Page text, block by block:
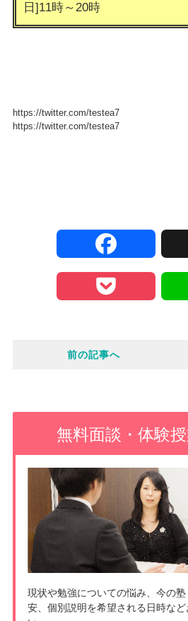
日]11時～20時
https://twitter.com/testea7
https://twitter.com/testea7
o
k
e
t
前の記事へ
無料面談・体験
現状や勉強についての悩み、今の
安、個別説明を希望される日時な